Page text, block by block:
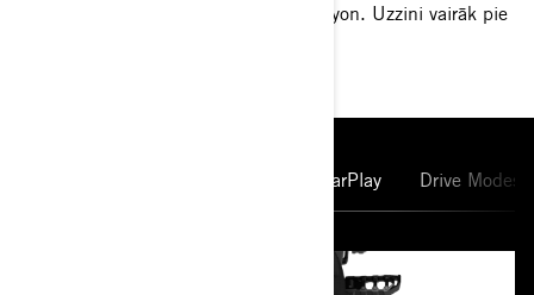
izdzīvotu piedzīvojumu ar Can-Am Canyon. Uzzini vairāk pie
Display & Apple CarPlay Drive Modes